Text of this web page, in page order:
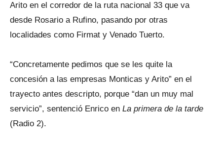
Arito en el corredor de la ruta nacional 33 que va
desde Rosario a Rufino, pasando por otras
localidades como Firmat y Venado Tuerto.
“Concretamente pedimos que se les quite la
concesión a las empresas Monticas y Arito” en el
trayecto antes descripto, porque “dan un muy mal
servicio”, sentenció Enrico en La primera de la tarde
(Radio 2).